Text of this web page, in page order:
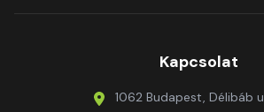
Kapcsolat
1062 Budapest, Délibáb u.